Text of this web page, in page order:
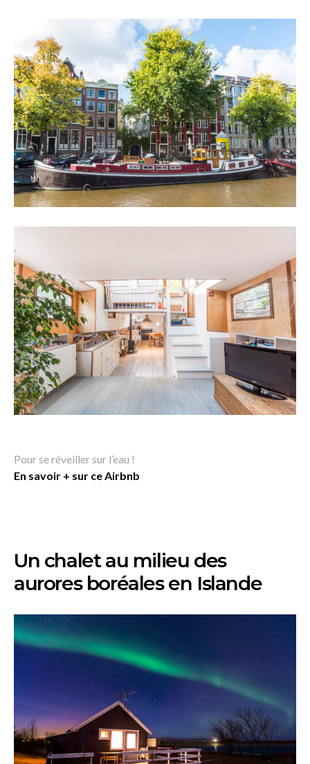
Pour se réveiller sur l’eau !
En savoir + sur ce Airbnb
Un chalet au milieu des
aurores boréales en Islande